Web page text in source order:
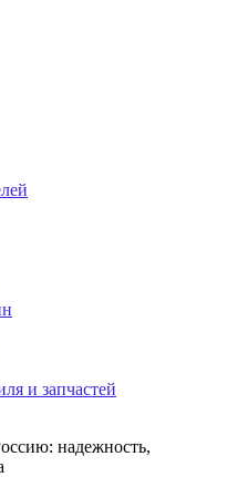
и запчастей